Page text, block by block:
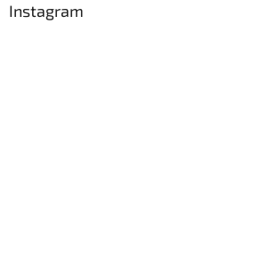
Instagram